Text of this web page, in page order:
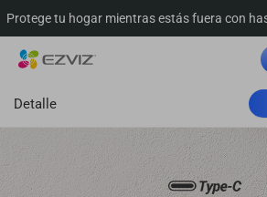
Protege tu hogar mientras estás fuera con
Detalle